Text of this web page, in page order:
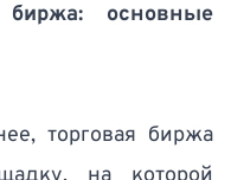
биржа: основные
торговая биржа